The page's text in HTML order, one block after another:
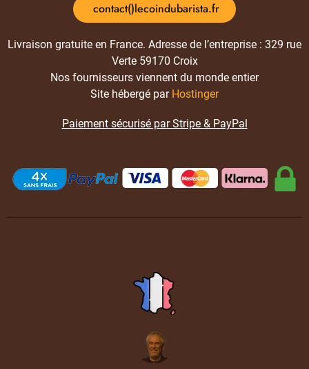
contact()lecoindubarista.fr
Livraison gratuite en France. Adresse de l’entreprise : 329 rue
Verte 59170 Croix
Nos fournisseurs viennent du monde entier
Site hébergé par Hostinger
Paiement sécurisé par Stripe & PayPal